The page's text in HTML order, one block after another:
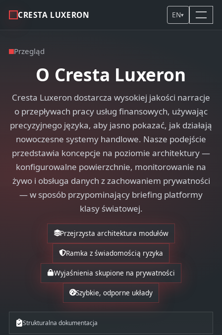
CRESTA LUXERON EN▾
Przegląd
O Cresta Luxeron
Cresta Luxeron dostarcza wysokiej jakości narracje
o przepływach pracy usług finansowych, używając
precyzyjnego języka, aby jasno pokazać, jak działają
nowoczesne systemy handlowe. Nasze podejście
przedstawia koncepcje na poziomie architektury —
konfigurowalne powierzchnie, monitorowanie na
żywo i obsługa danych z zachowaniem prywatności
— w sposób przypominający briefing platformy
klasy światowej.
Przejrzysta architektura modułów
Ramka z świadomością ryzyka
Wyjaśnienia skupione na prywatności
Szybkie, odporne układy
Strukturalna dokumentacja